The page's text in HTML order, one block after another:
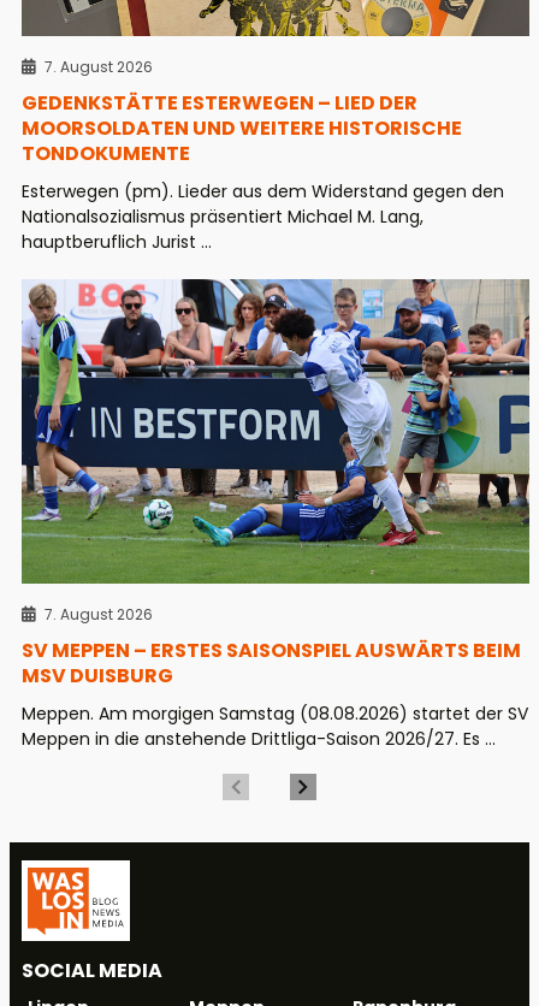
7. August 2026
GEDENKSTÄTTE ESTERWEGEN – LIED DER
MOORSOLDATEN UND WEITERE HISTORISCHE
TONDOKUMENTE
Esterwegen (pm). Lieder aus dem Widerstand gegen den
Nationalsozialismus präsentiert Michael M. Lang,
hauptberuflich Jurist ...
7. August 2026
SV MEPPEN – ERSTES SAISONSPIEL AUSWÄRTS BEIM
MSV DUISBURG
Meppen. Am morgigen Samstag (08.08.2026) startet der SV
Meppen in die anstehende Drittliga-Saison 2026/27. Es ...
SOCIAL MEDIA